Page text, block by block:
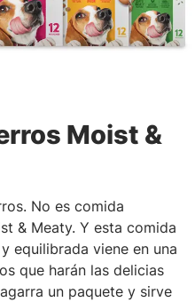
Moist &
No es comida
& Meaty. Y esta comida
equilibrada viene en una
que harán las delicias
un paquete y sirve